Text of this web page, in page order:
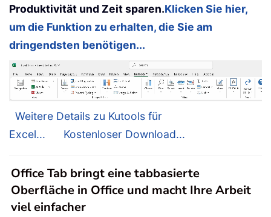
Produktivität und Zeit sparen.Klicken Sie hier,
um die Funktion zu erhalten, die Sie am
dringendsten benötigen...
Weitere Details zu Kutools für
Excel...
Kostenloser Download...
Office Tab bringt eine tabbasierte
Oberfläche in Office und macht Ihre Arbeit
viel einfacher